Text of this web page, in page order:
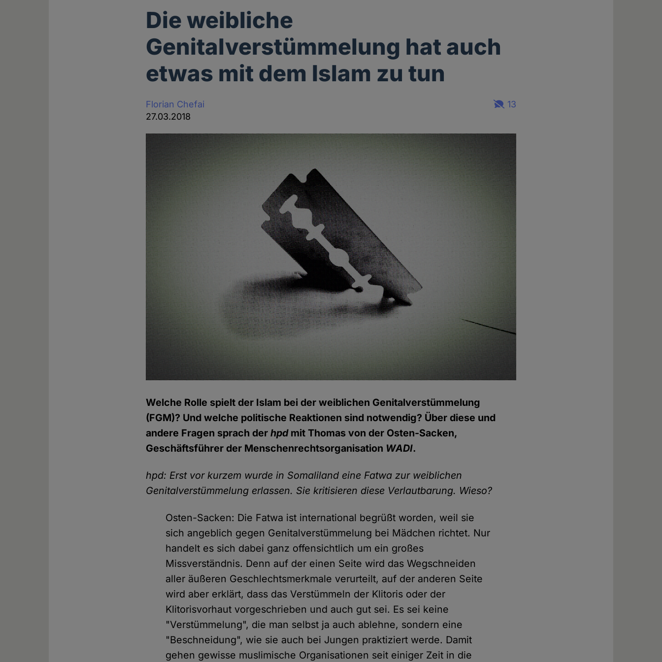
Die weibliche
Genitalverstümmelung hat auch
etwas mit dem Islam zu tun
Florian Chefai
27.03.2018
13
Welche Rolle spielt der Islam bei der weiblichen Genitalverstümmelung
(FGM)? Und welche politische Reaktionen sind notwendig? Über diese und
andere Fragen sprach derhpdmit Thomas von der Osten-Sacken,
Geschäftsführer der Menschenrechtsorganisation WADI.
hpd: Erst vor kurzem wurde in Somaliland eine Fatwa zur weiblichen
Genitalverstümmelung erlassen. Sie kritisieren diese Verlautbarung. Wieso?
Osten-Sacken: Die Fatwa ist international begrüßt worden, weil sie
sich angeblich gegen Genitalverstümmelung bei Mädchen richtet. Nur
handelt es sich dabei ganz offensichtlich um ein großes
Missverständnis. Denn auf der einen Seite wird das Wegschneiden
aller äußeren Geschlechtsmerkmale verurteilt, auf der anderen Seite
wird aber erklärt, dass das Verstümmeln der Klitoris oder der
Klitorisvorhaut vorgeschrieben und auch gut sei. Es sei keine
"Verstümmelung", die man selbst ja auch ablehne, sondern eine
"Beschneidung", wie sie auch bei Jungen praktiziert werde. Damit
gehen gewisse muslimische Organisationen seit einiger Zeit in die